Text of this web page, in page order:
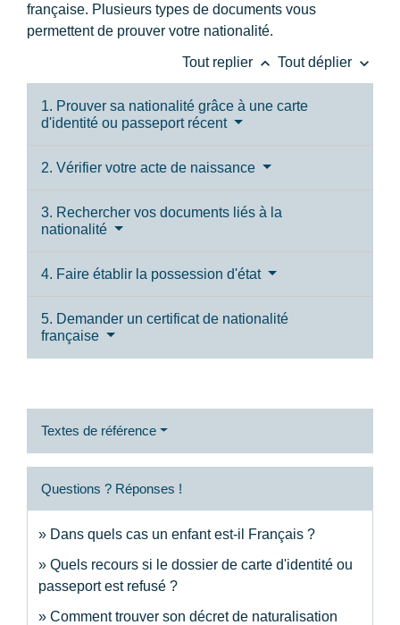
française. Plusieurs types de documents vous
permettent de prouver votre nationalité.
Tout replier keyboard_arrow_up Tout déplier keyboard_arrow_down
1. Prouver sa nationalité grâce à une carte
d'identité ou passeport récent
2. Vérifier votre acte de naissance
3. Rechercher vos documents liés à la
nationalité
4. Faire établir la possession d'état
5. Demander un certificat de nationalité
française
Textes de référence
Questions ? Réponses !
Dans quels cas un enfant est-il Français ?
Quels recours si le dossier de carte d'identité ou
passeport est refusé ?
Comment trouver son décret de naturalisation